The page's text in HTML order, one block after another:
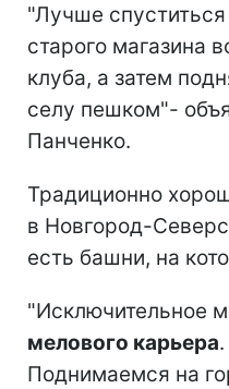
"Лучше спуститься
старого магазина
клуба, а затем
селу пешком"-
Панченко.
Традиционно
в Новгород-
есть башни, на
"Исключительное
мелового карьера
Поднимаемся на